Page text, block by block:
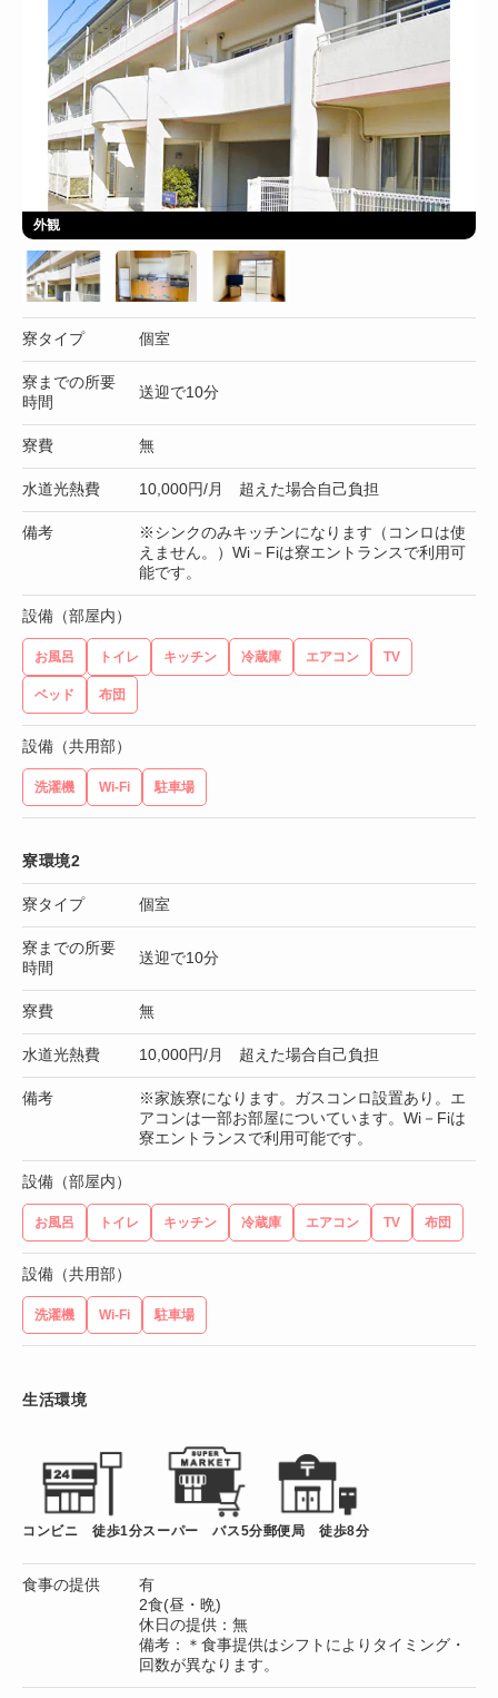
外観
寮タイプ 個室
寮までの所要
時間
送迎で10分
寮費 無
水道光熱費 10,000円/月 超えた場合自己負担
備考
※シンクのみキッチンになります（コンロは使
えません。）Wi－Fiは寮エントランスで利用可
能です。
設備（部屋内）
お風呂 トイレ キッチン 冷蔵庫 エアコン TV
ベッド 布団
設備（共用部）
洗濯機 Wi-Fi 駐車場
寮環境2
寮タイプ 個室
寮までの所要
時間
送迎で10分
寮費 無
水道光熱費 10,000円/月 超えた場合自己負担
備考
※家族寮になります。ガスコンロ設置あり。エ
アコンは一部お部屋についています。Wi－Fiは
寮エントランスで利用可能です。
設備（部屋内）
お風呂 トイレ キッチン 冷蔵庫 エアコン TV 布団
設備（共用部）
洗濯機 Wi-Fi 駐車場
生活環境
コンビニ 徒歩1分スーパー バス5分郵便局 徒歩8分
食事の提供
有
2食(昼・晩)
休日の提供：無
備考：＊食事提供はシフトによりタイミング・
回数が異なります。